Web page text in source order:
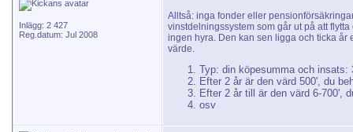
Inlägg: 2 427
Reg.datum: Jul 2008
Alltså: inga fonder eller
vinstdelningssystem som går ut på att
ingen hyra. Den kan sen ligga och ticka år
värde.
Typ: din köpesumma och insats:
Efter 2 år är den värd 500', du
Efter 2 år till är den värd 6-700',
osv